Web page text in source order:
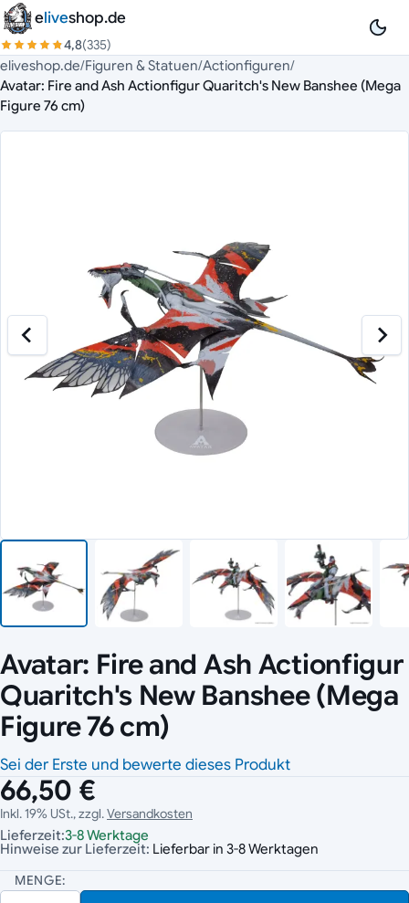
Zum Inhalt springen
eliveshop.de
4,8(335)
eliveshop.de/Figuren & Statuen/Actionfiguren/
Avatar: Fire and Ash Actionfigur Quaritch's New Banshee (Mega
Figure 76 cm)
Avatar: Fire and Ash Actionfigur
Quaritch's New Banshee (Mega
Figure 76 cm)
Sei der Erste und bewerte dieses Produkt
66,50 €
Inkl. 19% USt., zzgl.Versandkosten
Lieferzeit:3-8 Werktage
Hinweise zur Lieferzeit: Lieferbar in 3-8 Werktagen
MENGE: